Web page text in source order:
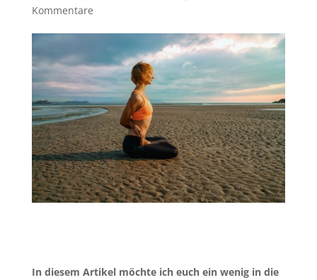
Kommentare
In diesem Artikel möchte ich euch ein wenig in die